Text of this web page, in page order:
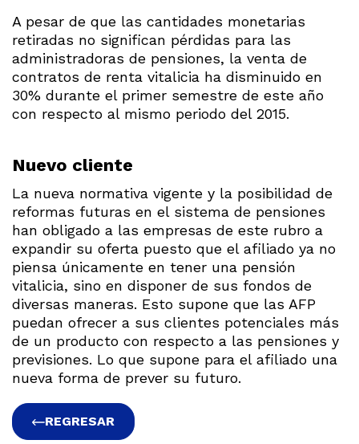
A pesar de que las cantidades monetarias
retiradas no significan pérdidas para las
administradoras de pensiones, la venta de
contratos de renta vitalicia ha disminuido en
30% durante el primer semestre de este año
con respecto al mismo periodo del 2015.
Nuevo cliente
La nueva normativa vigente y la posibilidad de
reformas futuras en el sistema de pensiones
han obligado a las empresas de este rubro a
expandir su oferta puesto que el afiliado ya no
piensa únicamente en tener una pensión
vitalicia, sino en disponer de sus fondos de
diversas maneras. Esto supone que las AFP
puedan ofrecer a sus clientes potenciales más
de un producto con respecto a las pensiones y
previsiones. Lo que supone para el afiliado una
nueva forma de prever su futuro.
REGRESAR